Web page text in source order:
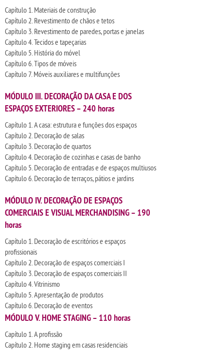
Capítulo 1. Materiais de construção
Capítulo 2. Revestimento de chãos e tetos
Capítulo 3. Revestimento de paredes, portas e janelas
Capítulo 4. Tecidos e tapeçarias
Capítulo 5. História do móvel
Capítulo 6. Tipos de móveis
Capítulo 7. Móveis auxiliares e multifunções
MÓDULO III. DECORAÇÃO DA CASA E DOS
ESPAÇOS EXTERIORES – 240 horas
Capítulo 1. A casa: estrutura e funções dos espaços
Capítulo 2. Decoração de salas
Capítulo 3. Decoração de quartos
Capítulo 4. Decoração de cozinhas e casas de banho
Capítulo 5. Decoração de entradas e de espaços multiusos
Capítulo 6. Decoração de terraços, pátios e jardins
MÓDULO IV. DECORAÇÃO DE ESPAÇOS
COMERCIAIS E VISUAL MERCHANDISING – 190
horas
Capítulo 1. Decoração de escritórios e espaços
profissionais
Capítulo 2. Decoração de espaços comerciais I
Capítulo 3. Decoração de espaços comerciais II
Capítulo 4. Vitrinismo
Capítulo 5. Apresentação de produtos
Capítulo 6. Decoração de eventos
MÓDULO V. HOME STAGING – 110 horas
Capítulo 1. A profissão
Capítulo 2. Home staging em casas residenciais